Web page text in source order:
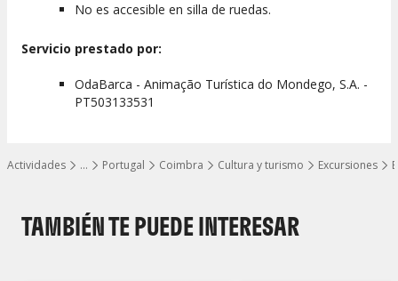
…
Mostrar todos los niveles
Actividades Portugal Coimbra Cultura y turismo Excursiones
No es accesible en silla de ruedas.
Servicio prestado por:
OdaBarca - Animação Turística do Mondego, S.A. -
PT503133531
TAMBIÉN TE PUEDE INTERESAR